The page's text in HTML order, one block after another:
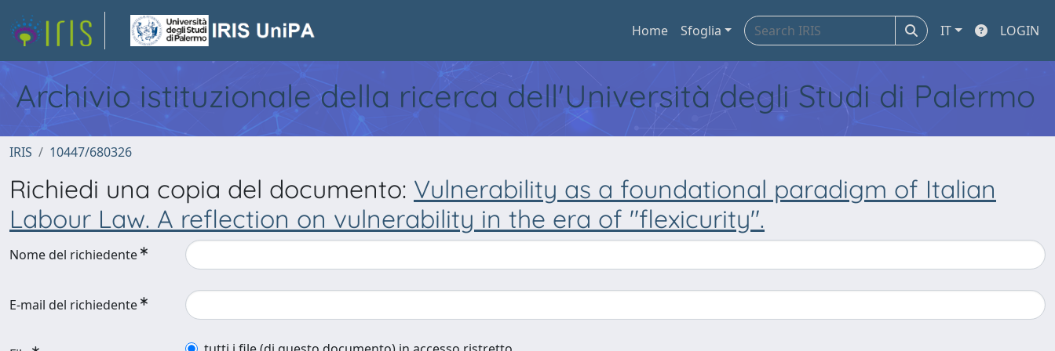
Home Sfoglia IT LOGIN
Archivio istituzionale della ricerca dell'Università degli Studi di Palermo
IRIS 10447/680326
Richiedi una copia del documento: Vulnerability as a foundational paradigm of Italian
Labour Law. A reflection on vulnerability in the era of "flexicurity".
Nome del richiedente
E-mail del richiedente